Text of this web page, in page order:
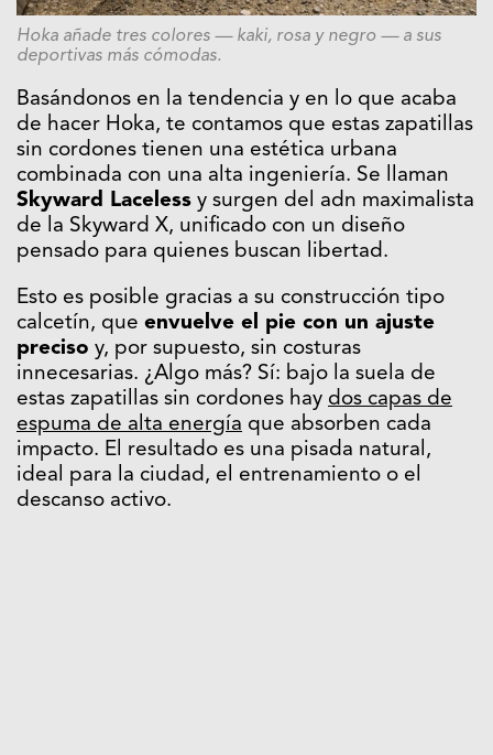
Hoka añade tres colores — kaki, rosa y negro — a sus
deportivas más cómodas.
Basándonos en la tendencia y en lo que acaba
de hacer Hoka, te contamos que estas zapatillas
sin cordones tienen una estética urbana
combinada con una alta ingeniería. Se llaman
Skyward Laceless y surgen del adn maximalista
de la Skyward X, unificado con un diseño
pensado para quienes buscan libertad.
Esto es posible gracias a su construcción tipo
calcetín, que envuelve el pie con un ajuste
preciso y, por supuesto, sin costuras
innecesarias. ¿Algo más? Sí: bajo la suela de
estas zapatillas sin cordones hay dos capas de
espuma de alta energía que absorben cada
impacto. El resultado es una pisada natural,
ideal para la ciudad, el entrenamiento o el
descanso activo.